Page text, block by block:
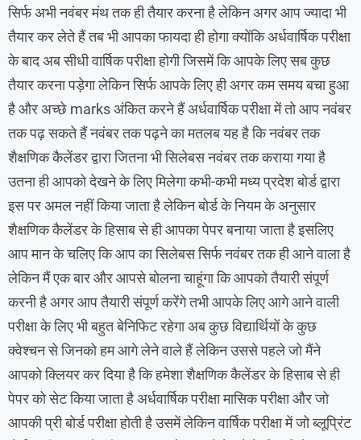
सिर्फ अभी नवंबर मंथ तक ही तैयार करना है लेकिन अगर आप ज्यादा भी
तैयार कर लेते हैं तब भी आपका फायदा ही होगा क्योंकि अर्धवार्षिक परीक्षा
के बाद अब सीधी वार्षिक परीक्षा होगी जिसमें कि आपके लिए सब कुछ
तैयार करना पड़ेगा लेकिन सिर्फ आपके लिए ही अगर कम समय बचा हुआ
है और अच्छे marks अंकित करने हैं अर्धवार्षिक परीक्षा में तो आप नवंबर
तक पढ़ सकते हैं नवंबर तक पढ़ने का मतलब यह है कि नवंबर तक
शैक्षणिक कैलेंडर द्वारा जितना भी सिलेबस नवंबर तक कराया गया है
उतना ही आपको देखने के लिए मिलेगा कभी-कभी मध्य प्रदेश बोर्ड द्वारा
इस पर अमल नहीं किया जाता है लेकिन बोर्ड के नियम के अनुसार
शैक्षणिक कैलेंडर के हिसाब से ही आपका पेपर बनाया जाता है इसलिए
आप मान के चलिए कि आप का सिलेबस सिर्फ नवंबर तक ही आने वाला है
लेकिन मैं एक बार और आपसे बोलना चाहूंगा कि आपको तैयारी संपूर्ण
करनी है अगर आप तैयारी संपूर्ण करेंगे तभी आपके लिए आगे आने वाली
परीक्षा के लिए भी बहुत बेनिफिट रहेगा अब कुछ विद्यार्थियों के कुछ
क्वेश्चन से जिनको हम आगे लेने वाले हैं लेकिन उससे पहले जो मैंने
आपको क्लियर कर दिया है कि हमेशा शैक्षणिक कैलेंडर के हिसाब से ही
पेपर को सेट किया जाता है अर्धवार्षिक परीक्षा मासिक परीक्षा और जो
आपकी प्री बोर्ड परीक्षा होती है उसमें लेकिन वार्षिक परीक्षा में जो ब्लूप्रिंट